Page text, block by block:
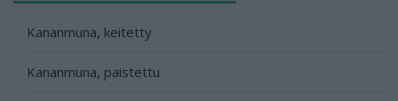
Kananmuna, keitetty
Kananmuna, paistettu